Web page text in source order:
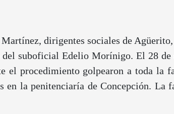
dirigentes sociales de
suboficial Edelio Morínigo. El 28 de
el procedimiento golpearon a toda la
en la penitenciaría de Concepción. La